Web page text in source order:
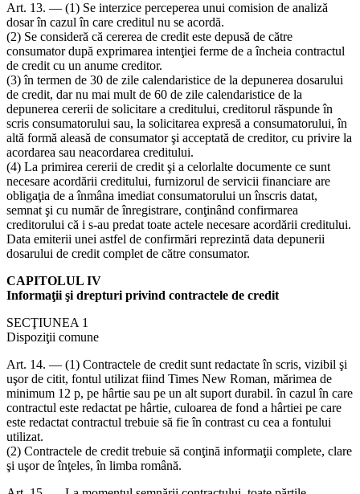
Art. 13. — (1) Se interzice perceperea unui comision de analiză
dosar în cazul în care creditul nu se acordă.
(2) Se consideră că cererea de credit este depusă de către
consumator după exprimarea intenţiei ferme de a încheia contractul
de credit cu un anume creditor.
(3) în termen de 30 de zile calendaristice de la depunerea dosarului
de credit, dar nu mai mult de 60 de zile calendaristice de la
depunerea cererii de solicitare a creditului, creditorul răspunde în
scris consumatorului sau, la solicitarea expresă a consumatorului, în
altă formă aleasă de consumator şi acceptată de creditor, cu privire la
acordarea sau neacordarea creditului.
(4) La primirea cererii de credit şi a celorlalte documente ce sunt
necesare acordării creditului, furnizorul de servicii financiare are
obligaţia de a înmâna imediat consumatorului un înscris datat,
semnat şi cu număr de înregistrare, conţinând confirmarea
creditorului că i s-au predat toate actele necesare acordării creditului.
Data emiterii unei astfel de confirmări reprezintă data depunerii
dosarului de credit complet de către consumator.
CAPITOLUL IV
Informaţii şi drepturi privind contractele de credit
SECŢIUNEA 1
Dispoziţii comune
Art. 14. — (1) Contractele de credit sunt redactate în scris, vizibil şi
uşor de citit, fontul utilizat fiind Times New Roman, mărimea de
minimum 12 p, pe hârtie sau pe un alt suport durabil. în cazul în care
contractul este redactat pe hârtie, culoarea de fond a hârtiei pe care
este redactat contractul trebuie să fie în contrast cu cea a fontului
utilizat.
(2) Contractele de credit trebuie să conţină informaţii complete, clare
şi uşor de înţeles, în limba română.